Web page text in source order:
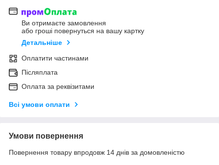
Ви отримаєте замовлення
або гроші повернуться на вашу картку
Детальніше
Оплатити частинами
Післяплата
Оплата за реквізитами
Всі умови оплати
Умови повернення
Повернення товару впродовж 14 днів за домовленістю